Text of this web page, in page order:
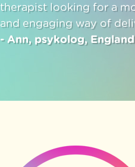
therapist looking for a
and engaging way of
- Ann, psykolog, England